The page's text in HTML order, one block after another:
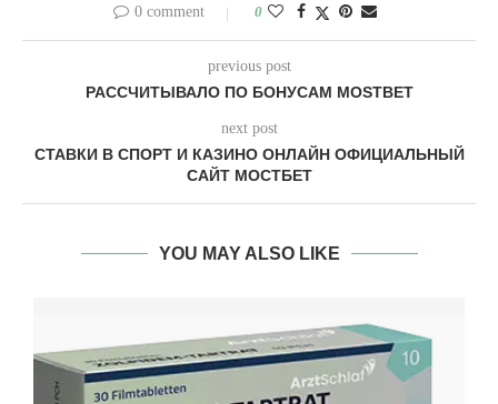
0 comment 0
previous post
РАССЧИТЫВАЛО ПО БОНУСАМ MOSTBET
next post
СТАВКИ В СПОРТ И КАЗИНО ОНЛАЙН ОФИЦИАЛЬНЫЙ
САЙТ МОСТБЕТ
YOU MAY ALSO LIKE